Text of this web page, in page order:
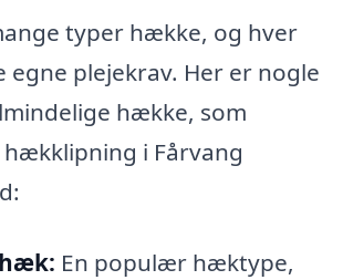
typer hække, og hver
egne plejekrav. Her er nogle
hække, som
i Fårvang
En populær hæktype,